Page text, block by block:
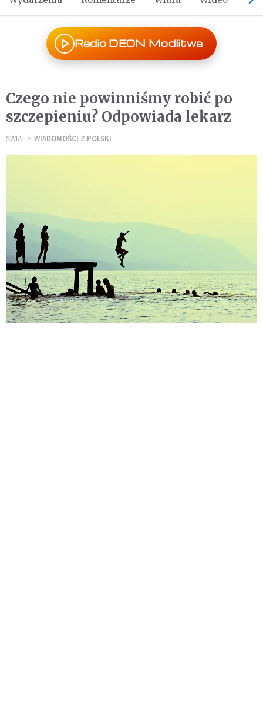
Radio DEON Modlitwa
Czego nie powinniśmy robić po
szczepieniu? Odpowiada lekarz
ŚWIAT WIADOMOŚCI Z POLSKI